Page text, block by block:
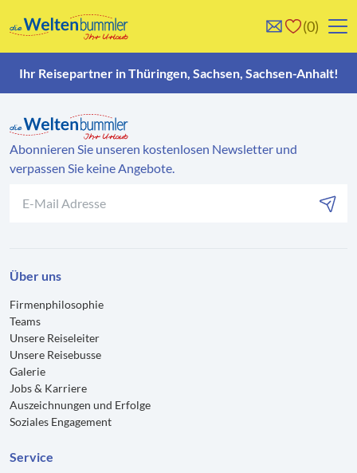
0
0Reise/n auf deiner
Merkliste
Keine Reisen auf der
Merkliste
Ihr Reisepartner in Thüringen, Sachsen, Sachsen-Anhalt!
Abonnieren Sie unseren kostenlosen Newsletter und
verpassen Sie keine Angebote.
Über uns
Firmenphilosophie
Teams
Unsere Reiseleiter
Unsere Reisebusse
Galerie
Jobs & Karriere
Auszeichnungen und Erfolge
Soziales Engagement
Service